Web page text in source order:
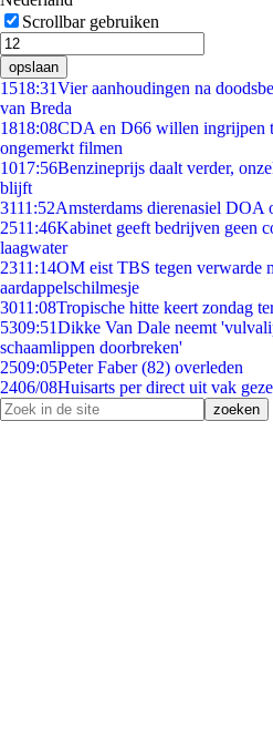
Scrollbar gebruiken
opslaan
1518:31Vier aanhoudingen na
van Breda
1818:08CDA en D66 willen ingrijpen
ongemerkt filmen
1017:56Benzineprijs daalt verder,
blijft
3111:52Amsterdams dierenasiel DOA
2511:46Kabinet geeft bedrijven geen
laagwater
2311:14OM eist TBS tegen verwarde
aardappelschilmesje
3011:08Tropische hitte keert zondag
5309:51Dikke Van Dale neemt
schaamlippen doorbreken'
2509:05Peter Faber (82) overleden
2406/08Huisarts per direct uit vak